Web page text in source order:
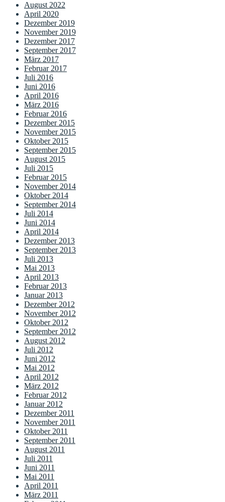
August 2022
April 2020
Dezember 2019
November 2019
Dezember 2017
September 2017
März 2017
Februar 2017
Juli 2016
Juni 2016
April 2016
März 2016
Februar 2016
Dezember 2015
November 2015
Oktober 2015
September 2015
August 2015
Juli 2015
Februar 2015
November 2014
Oktober 2014
September 2014
Juli 2014
Juni 2014
April 2014
Dezember 2013
September 2013
Juli 2013
Mai 2013
April 2013
Februar 2013
Januar 2013
Dezember 2012
November 2012
Oktober 2012
September 2012
August 2012
Juli 2012
Juni 2012
Mai 2012
April 2012
März 2012
Februar 2012
Januar 2012
Dezember 2011
November 2011
Oktober 2011
September 2011
August 2011
Juli 2011
Juni 2011
Mai 2011
April 2011
März 2011